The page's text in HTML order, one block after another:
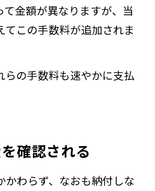
金額が異なりますが、当
てこの手数料が追加されま
らの手数料も速やかに支払
確認される
かわらず、なおも納付しな